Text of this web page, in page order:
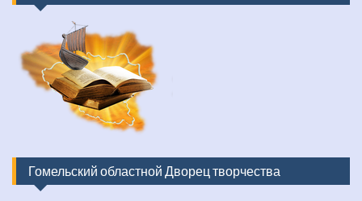
Гомельский областной Дворец творчества